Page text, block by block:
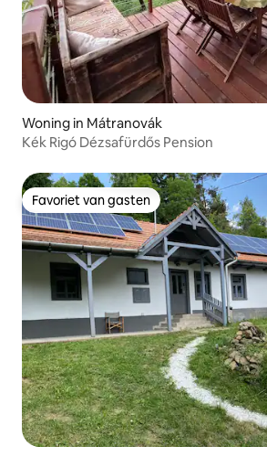
Woning in Mátranovák
Kék Rigó Dézsafürdős Pension
Favoriet van gasten
Favoriet van gasten